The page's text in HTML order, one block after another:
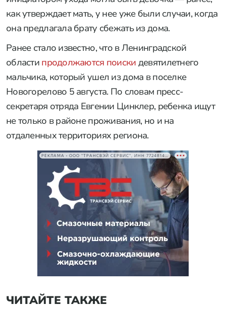
как утверждает мать, у нее уже были случаи, когда
она предлагала брату сбежать из дома.
Ранее стало известно, что в Ленинградской
области продолжаются поиски девятилетнего
мальчика, который ушел из дома в поселке
Новогорелово 5 августа. По словам пресс-
секретаря отряда Евгении Цинклер, ребенка ищут
не только в районе проживания, но и на
отдаленных территориях региона.
РЕКЛАМА • ООО "ТРАНСВЭЙ СЕРВИС", ИНН 7724814198
ЧИТАЙТЕ ТАКЖЕ